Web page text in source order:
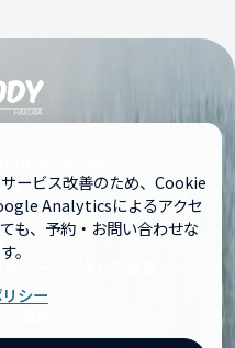
シー
ービス改善のため、Cookie
Analyticsによるアクセ
も、予約・お問い合わせな
。
シー